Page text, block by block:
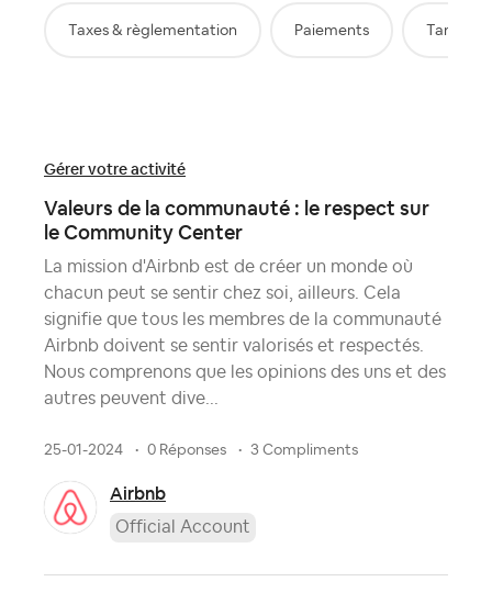
Taxes & règlementation Paiements
Gérer votre activité
Valeurs de la communauté : le respect sur
le Community Center
La mission d'Airbnb est de créer un monde où
chacun peut se sentir chez soi, ailleurs. Cela
signifie que tous les membres de la communauté
Airbnb doivent se sentir valorisés et respectés.
Nous comprenons que les opinions des uns et des
autres peuvent dive...
25-01-2024 0 Réponses 3 Compliments
Airbnb
Official Account